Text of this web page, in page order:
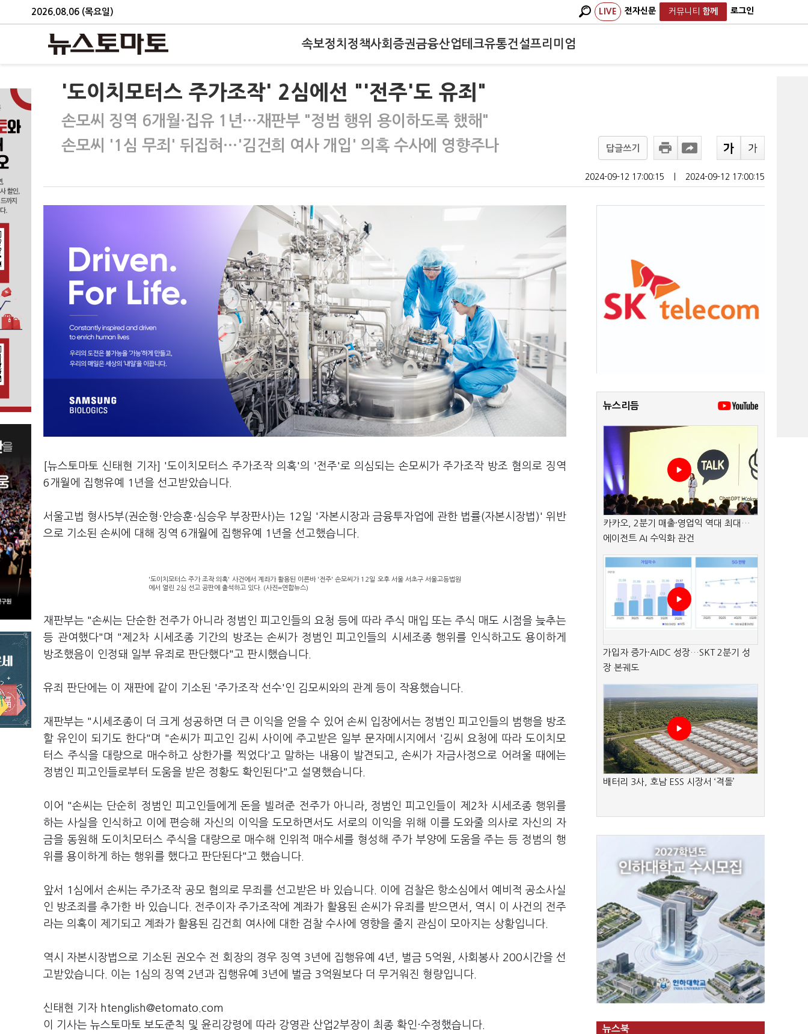
2026.08.06 (목요일) LIVE 전자신문 커뮤니티 함께 로그인
속보정치 정책사회 증권금융산업테크유통건설프리미엄
'도이치모터스 주가조작' 2심에선 "'전주'도 유죄"
손모씨 징역 6개월·집유 1년…재판부 "정범 행위 용이하도록 했해"
손모씨 '1심 무죄' 뒤집혀…'김건희 여사 개입' 의혹 수사에 영향주나
답글쓰기
2024-09-12 17:00:15 2024-09-12 17:00:15
[뉴스토마토 신태현 기자] '도이치모터스 주가조작 의혹'의 '전주'로 의심되는 손모씨가 주가조작 방조 혐의로 징역
6개월에 집행유예 1년을 선고받았습니다.
서울고법 형사5부(권순형·안승훈·심승우 부장판사)는 12일 '자본시장과 금융투자업에 관한 법률(자본시장법)' 위반
으로 기소된 손씨에 대해 징역 6개월에 집행유예 1년을 선고했습니다.
'도이치모터스 주가 조작 의혹' 사건에서 계좌가 활용된 이른바 '전주' 손모씨가 12일 오후 서울 서초구 서울고등법원
에서 열린 2심 선고 공판에 출석하고 있다. (사진=연합뉴스)
재판부는 "손씨는 단순한 전주가 아니라 정범인 피고인들의 요청 등에 따라 주식 매입 또는 주식 매도 시점을 늦추는
등 관여했다"며 "제2차 시세조종 기간의 방조는 손씨가 정범인 피고인들의 시세조종 행위를 인식하고도 용이하게
방조했음이 인정돼 일부 유죄로 판단했다"고 판시했습니다.
유죄 판단에는 이 재판에 같이 기소된 '주가조작 선수'인 김모씨와의 관계 등이 작용했습니다.
재판부는 "시세조종이 더 크게 성공하면 더 큰 이익을 얻을 수 있어 손씨 입장에서는 정범인 피고인들의 범행을 방조
할 유인이 되기도 한다"며 "손씨가 피고인 김씨 사이에 주고받은 일부 문자메시지에서 '김씨 요청에 따라 도이치모
터스 주식을 대량으로 매수하고 상한가를 찍었다'고 말하는 내용이 발견되고, 손씨가 자금사정으로 어려울 때에는
정범인 피고인들로부터 도움을 받은 정황도 확인된다"고 설명했습니다.
이어 "손씨는 단순히 정범인 피고인들에게 돈을 빌려준 전주가 아니라, 정범인 피고인들이 제2차 시세조종 행위를
하는 사실을 인식하고 이에 편승해 자신의 이익을 도모하면서도 서로의 이익을 위해 이를 도와줄 의사로 자신의 자
금을 동원해 도이치모터스 주식을 대량으로 매수해 인위적 매수세를 형성해 주가 부양에 도움을 주는 등 정범의 행
위를 용이하게 하는 행위를 했다고 판단된다"고 했습니다.
앞서 1심에서 손씨는 주가조작 공모 혐의로 무죄를 선고받은 바 있습니다. 이에 검찰은 항소심에서 예비적 공소사실
인 방조죄를 추가한 바 있습니다. 전주이자 주가조작에 계좌가 활용된 손씨가 유죄를 받으면서, 역시 이 사건의 전주
라는 의혹이 제기되고 계좌가 활용된 김건희 여사에 대한 검찰 수사에 영향을 줄지 관심이 모아지는 상황입니다.
역시 자본시장법으로 기소된 권오수 전 회장의 경우 징역 3년에 집행유예 4년, 벌금 5억원, 사회봉사 200시간을 선
고받았습니다. 이는 1심의 징역 2년과 집행유예 3년에 벌금 3억원보다 더 무거워진 형량입니다.
신태현 기자 htenglish@etomato.com
이 기사는 뉴스토마토 보도준칙 및 윤리강령에 따라 강영관 산업2부장이 최종 확인·수정했습니다.
뉴스리듬
카카오, 2분기 매출·영업익 역대 최대…
에이전트 AI 수익화 관건
가입자 증가·AIDC 성장…SKT 2분기 성
장 본궤도
배터리 3사, 호남 ESS 시장서 ‘격돌’
뉴스북